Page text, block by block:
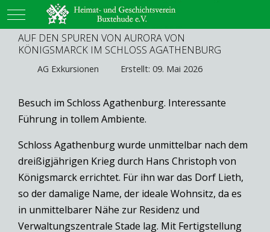
Mobile Menu Toggle
AUF DEN SPUREN VON AURORA VON
KÖNIGSMARCK IM SCHLOSS AGATHENBURG
AG Exkursionen Erstellt: 09. Mai 2026
Besuch im Schloss Agathenburg. Interessante
Führung in tollem Ambiente.
Schloss Agathenburg wurde unmittelbar nach dem
dreißigjährigen Krieg durch Hans Christoph von
Königsmarck errichtet. Für ihn war das Dorf Lieth,
so der damalige Name, der ideale Wohnsitz, da es
in unmittelbarer Nähe zur Residenz und
Verwaltungszentrale Stade lag. Mit Fertigstellung